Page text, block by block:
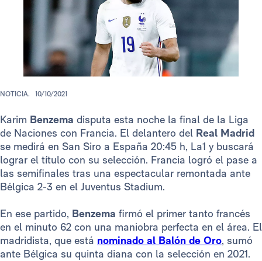
NOTICIA. 10/10/2021
Karim Benzema disputa esta noche la final de la Liga
de Naciones con Francia. El delantero del Real Madrid
se medirá en San Siro a España 20:45 h, La1 y buscará
lograr el título con su selección. Francia logró el pase a
las semifinales tras una espectacular remontada ante
Bélgica 2-3 en el Juventus Stadium.
En ese partido, Benzema firmó el primer tanto francés
en el minuto 62 con una maniobra perfecta en el área. El
madridista, que está nominado al Balón de Oro, sumó
ante Bélgica su quinta diana con la selección en 2021.